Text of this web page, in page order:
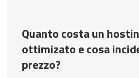
Quanto costa un
ottimizato e cosa
prezzo?